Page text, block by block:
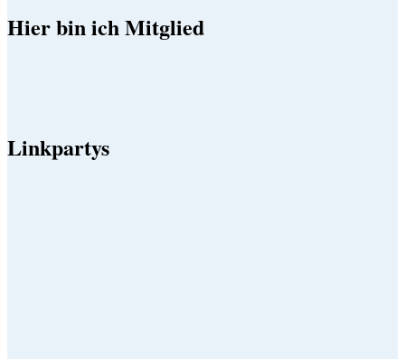
Hier bin ich Mitglied
Linkpartys